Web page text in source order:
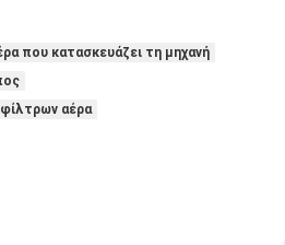
που κατασκευάζει τη μηχανή
αέρα